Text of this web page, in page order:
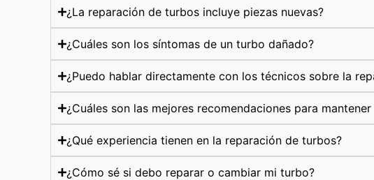
¿La reparación de turbos incluye piezas nuevas?
¿Cuáles son los síntomas de un turbo dañado?
¿Puedo hablar directamente con los técnicos sobre la
¿Cuáles son las mejores recomendaciones para
¿Qué experiencia tienen en la reparación de turbos?
¿Cómo sé si debo reparar o cambiar mi turbo?